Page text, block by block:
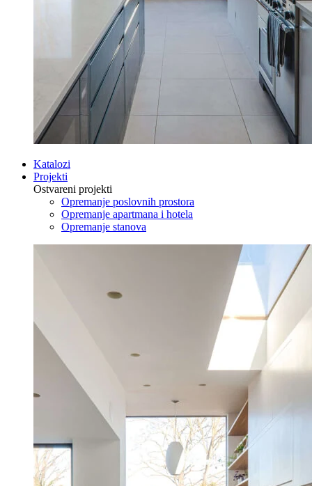
Katalozi
Projekti
Ostvareni projekti
Opremanje poslovnih prostora
Opremanje apartmana i hotela
Opremanje stanova